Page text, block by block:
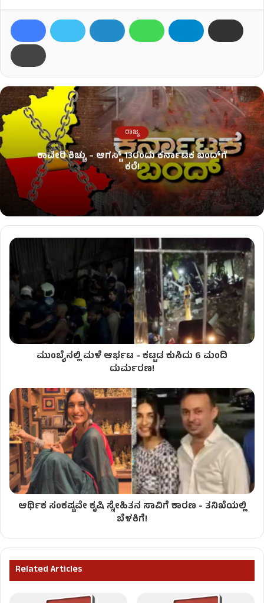
ರಾಜ್ಯ
ಕಾವೇರಿ ಕಿಚ್ಚು – ಆಗಸ್ಟ್​ 13ರಂದು ಕರ್ನಾಟಕ ಬಂದ್​ಗೆ
ಕರೆ!
ಮುಂಬೈನಲ್ಲಿ ಮಳೆ ಆರ್ಭಟ - ಕಟ್ಟಡ ಕುಸಿದು 6 ಮಂದಿ
ದುರ್ಮರಣ!
ಆರ್ಥಿಕ ಸಂಕಷ್ಟವೇ ಕೃಷಿ ಸ್ನೇಹಿತನ ಸಾವಿಗೆ ಕಾರಣ - ತನಿಖೆಯಲ್ಲಿ
ಬೆಳಕಿಗೆ!
Related Articles